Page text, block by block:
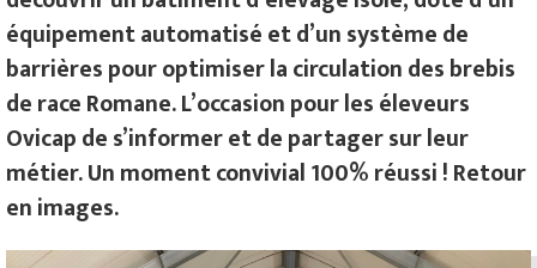
équipement automatisé et d’un système de
barrières pour optimiser la circulation des brebis
de race Romane. L’occasion pour les éleveurs
Ovicap de s’informer et de partager sur leur
métier. Un moment convivial 100% réussi ! Retour
en images.